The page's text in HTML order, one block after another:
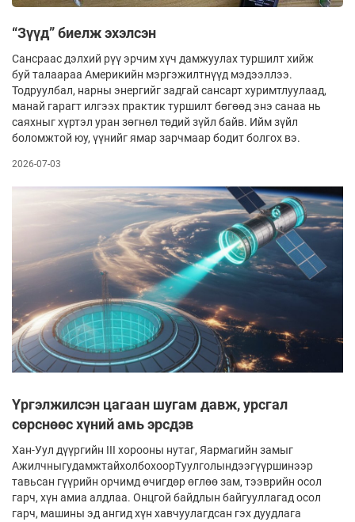
“Зүүд” биелж эхэлсэн
Сансраас дэлхий рүү эрчим хүч дамжуулах туршилт хийж
буй талаараа Америкийн мэргэжилтнүүд мэдээллээ.
Тодруулбал, нарны энергийг задгай сансарт хуримтлуулаад,
манай гарагт илгээх практик туршилт бөгөөд энэ санаа нь
саяхныг хүртэл уран зөгнөл төдий зүйл байв. Ийм зүйл
боломжтой юу, үүнийг ямар зарчмаар бодит болгох вэ.
2026-07-03
Үргэлжилсэн цагаан шугам давж, урсгал
сөрснөөс хүний амь эрсдэв
Хан-Уул дүүргийн III хорооны нутаг, Яармагийн замыг
АжилчныгудамжтайхолбохоорТуулголындээгүүршинээр
тавьсан гүүрийн орчимд өчигдөр өглөө зам, тээврийн осол
гарч, хүн амиа алдлаа. Онцгой байдлын байгууллагад осол
гарч, машины эд ангид хүн хавчуулагдсан гэх дуудлага